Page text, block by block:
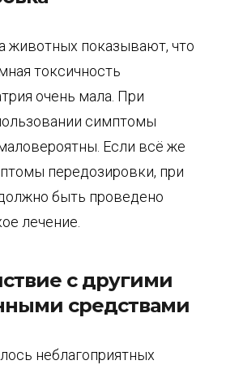
животных показывают, что
токсичность
очень мала. При
симптомы
Если всё же
передозировки, при
быть проведено
лечение.
с другими
средствами
неблагоприятных